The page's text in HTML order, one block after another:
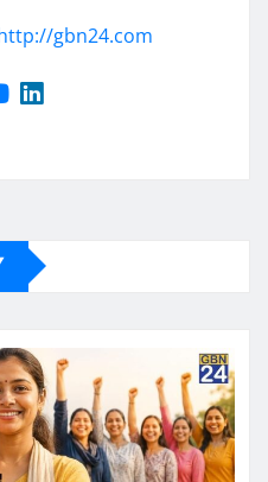
gbn24.com